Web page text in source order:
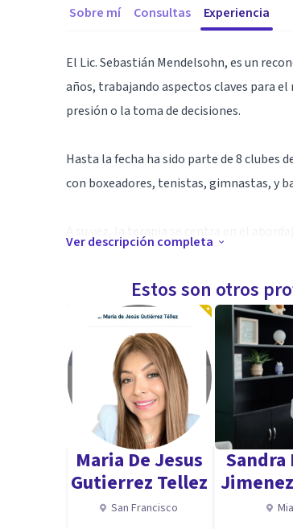
Sobre mí Consultas Experiencia
El Lic. Sebastián Mendelsohn, es un
años, trabajando aspectos claves para
presión o la toma de decisiones.
Hasta la fecha ha sido parte de 8
con boxeadores, tenistas, gimnastas, y
Ofrezco un espacio seguro y
¡Construyamos juntos un camino hacia
Especialidad
Soy Psicólogo especializado en
trastornos de ansiedad, estrés, y baja
Aptitudes
Ver descripción completa
Estos son otros
Maria De Jesus
Gutierrez Tellez
San Francisco
Sandra